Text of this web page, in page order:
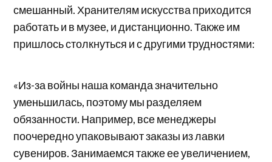
смешанный. Хранителям искусства приходится
работать и в музее, и дистанционно. Также им
пришлось столкнуться и с другими трудностями:
«Из-за войны наша команда значительно
уменьшилась, поэтому мы разделяем
обязанности. Например, все менеджеры
поочередно упаковывают заказы из лавки
сувениров. Занимаемся также ее увеличением,